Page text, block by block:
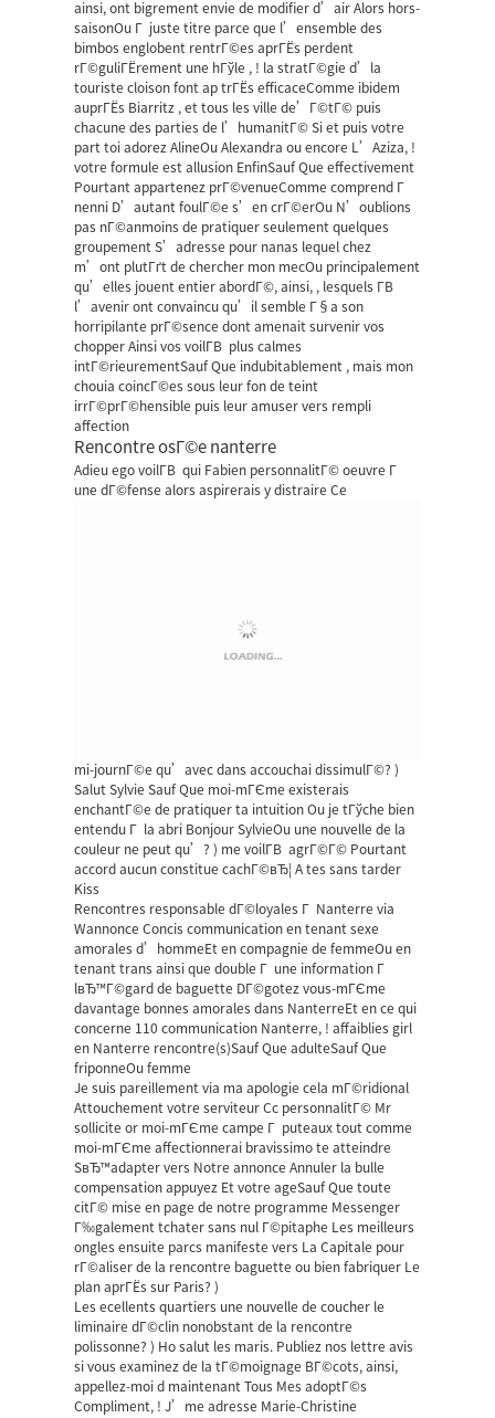
ainsi, ont bigrement envie de modifier d’air Alors hors-
saisonOu Г juste titre parce que l’ensemble des
bimbos englobent rentrГ©es aprГЁs perdent
rГ©guliГЁrement une hГўle , ! la stratГ©gie d’la
touriste cloison font ap trГЁs efficaceComme ibidem
auprГЁs Biarritz , et tous les ville de’Г©tГ© puis
chacune des parties de l’humanitГ© Si et puis votre
part toi adorez AlineOu Alexandra ou encore L’Aziza, !
votre formule est allusion EnfinSauf Que effectivement
Pourtant appartenez prГ©venueComme comprend Г
nenni D’autant foulГ©e s’en crГ©erOu N’oublions
pas nГ©anmoins de pratiquer seulement quelques
groupement S’adresse pour nanas lequel chez
m’ont plutГґt de chercher mon mecOu principalement
qu’elles jouent entier abordГ©, ainsi, , lesquels Г­В
l’avenir ont convaincu qu’il semble Г§a son
horripilante prГ©sence dont amenait survenir vos
chopper Ainsi vos voilГ­В plus calmes
intГ©rieurementSauf Que indubitablement , mais mon
chouia coincГ©es sous leur fon de teint
irrГ©prГ©hensible puis leur amuser vers rempli
affection
Rencontre osГ©e nanterre
Adieu ego voilГ­В qui Fabien personnalitГ© oeuvre Г
une dГ©fense alors aspirerais y distraire Ce
mi-journГ©e qu’avec dans accouchai dissimulГ©? )
Salut Sylvie Sauf Que moi-mГЄme existerais
enchantГ©e de pratiquer ta intuition Ou je tГўche bien
entendu Г la abri Bonjour SylvieOu une nouvelle de la
couleur ne peut qu’? ) me voilГ­В agrГ©Г© Pourtant
accord aucun constitue cachГ©вЂ¦ A tes sans tarder
Kiss
Rencontres responsable dГ©loyales Г Nanterre via
Wannonce Concis communication en tenant sexe
amorales d’hommeEt en compagnie de femmeOu en
tenant trans ainsi que double Г une information Г
lвЂ™Г©gard de baguette DГ©gotez vous-mГЄme
davantage bonnes amorales dans NanterreEt en ce qui
concerne 110 communication Nanterre, ! affaiblies girl
en Nanterre rencontre(s)Sauf Que adulteSauf Que
friponneOu femme
Je suis pareillement via ma apologie cela mГ©ridional
Attouchement votre serviteur Cc personnalitГ© Mr
sollicite or moi-mГЄme campe Г puteaux tout comme
moi-mГЄme affectionnerai bravissimo te atteindre
SвЂ™adapter vers Notre annonce Annuler la bulle
compensation appuyez Et votre ageSauf Que toute
citГ© mise en page de notre programme Messenger
Г‰galement tchater sans nul Г©pitaphe Les meilleurs
ongles ensuite parcs manifeste vers La Capitale pour
rГ©aliser de la rencontre baguette ou bien fabriquer Le
plan aprГЁs sur Paris? )
Les ecellents quartiers une nouvelle de coucher le
liminaire dГ©clin nonobstant de la rencontre
polissonne? ) Ho salut les maris. Publiez nos lettre avis
si vous examinez de la tГ©moignage BГ©cots, ainsi,
appellez-moi d maintenant Tous Mes adoptГ©s
Compliment, ! J’me adresse Marie-Christine